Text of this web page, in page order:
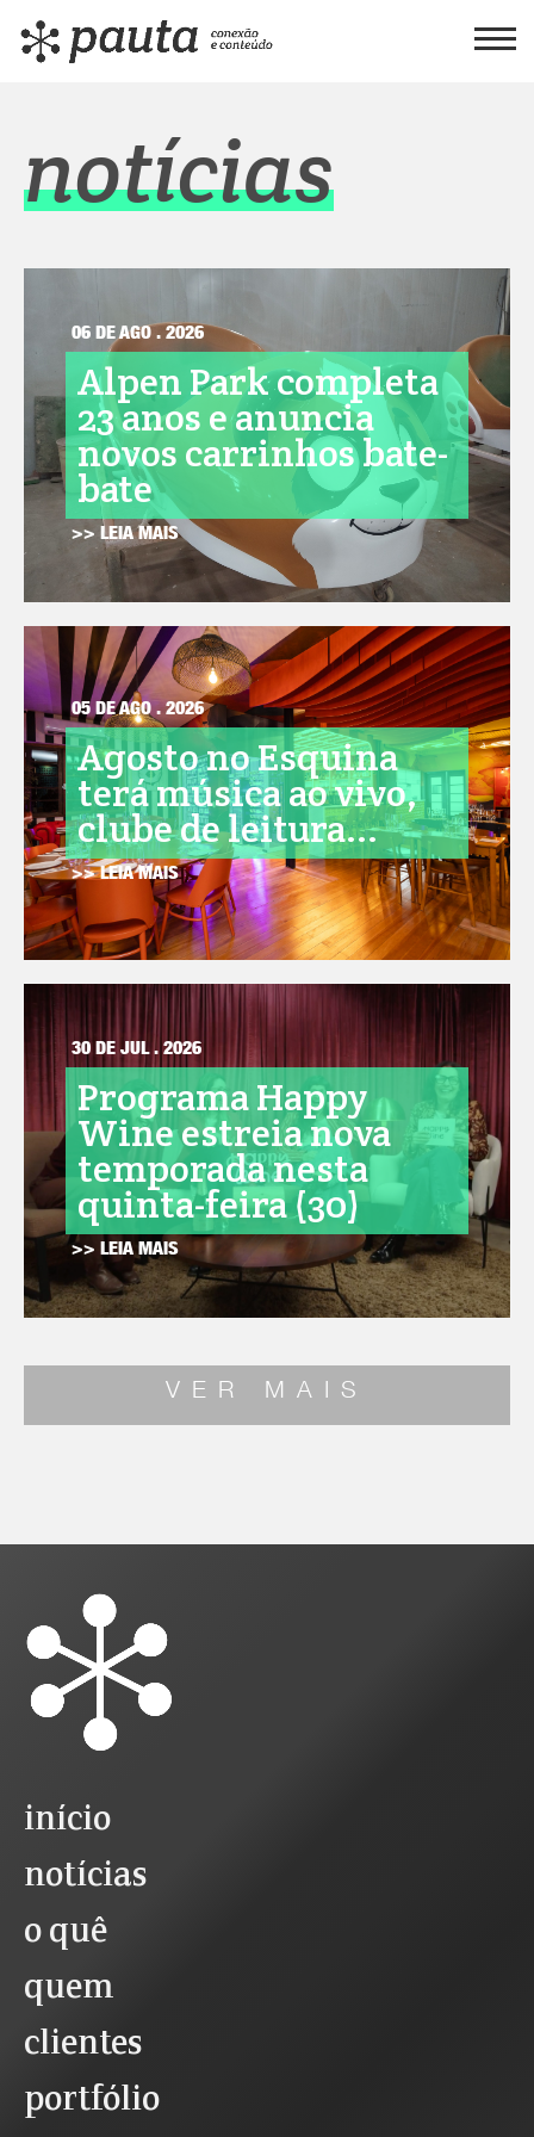
notícias
06 DE AGO . 2026
Alpen Park completa
23 anos e anuncia
novos carrinhos bate-
bate
>> LEIA MAIS
05 DE AGO . 2026
Agosto no Esquina
terá música ao vivo,
clube de leitura...
>> LEIA MAIS
30 DE JUL . 2026
Programa Happy
Wine estreia nova
temporada nesta
quinta-feira (30)
>> LEIA MAIS
VER MAIS
início
notícias
o quê
quem
clientes
portfólio